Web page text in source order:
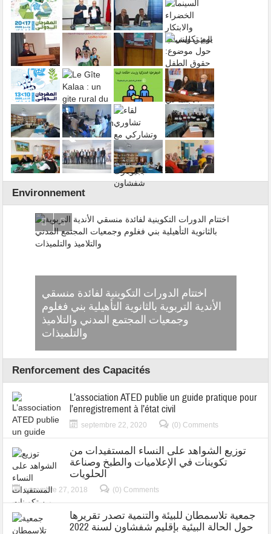
Environnement
اختتام الدورات التكوينية لفائدة منسقي
الأندية التربوية بالثانوية التأهيلية بني فغلوم
وجمعيات المجتمع المدني والتلاميذ
والتلميذات
Renforcement des Capacités
L’association ATED publie un guide pratique pour
l’enregistrement à l’état civil
septembre 22, 2020 (0) Comments
توزيع الشواهد على النساء المستفيدات من
تكوينات في الإعلاميات والطبخ وصناعة
الحلويات
novembre 27, 2018 (0) Comments
جمعية تلاسمطان للبيئة والتنمية تصدر تقريرها
حول الحالة البيئية بإقليم شفشاون لسنة 2022